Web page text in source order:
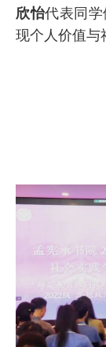
欣怡代表同
现个人价值与